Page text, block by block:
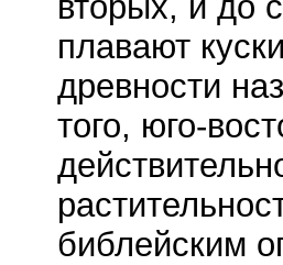
плавают
древности
того, юго-
библейским